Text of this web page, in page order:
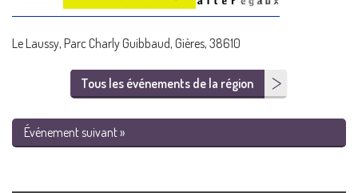
Le Laussy, Parc Charly Guibbaud, Gières, 38610
Tous les événements de la région
Événement suivant »